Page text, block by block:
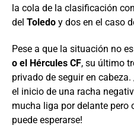
la cola de la clasificación
del Toledo y dos en el caso
Pese a que la situación no
o el Hércules CF, su último
privado de seguir en
el inicio de una racha
mucha liga por delante pero
puede esperarse!